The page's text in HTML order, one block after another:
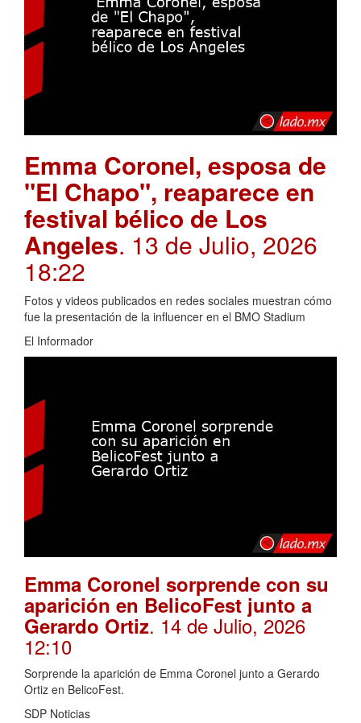
Emma Coronel, esposa de
"El Chapo", reaparece en
festival bélico de Los
Angeles. 13 de Julio, 2026
18:22
Fotos y videos publicados en redes sociales muestran cómo
fue la presentación de la influencer en el BMO Stadium
El Informador
Emma Coronel sorprende con su
aparición en BelicoFest junto a
Gerardo Ortiz. 14 de Julio, 2026
12:10
Sorprende la aparición de Emma Coronel junto a Gerardo
Ortiz en BelicoFest.
SDP Noticias